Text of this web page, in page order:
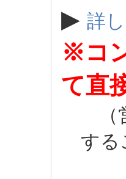
▶ 詳
※コ
て直
（営
する